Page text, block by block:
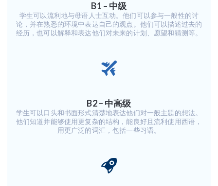
B1 – 中级
学生可以流利地与母语人士互动。他们可以参与一般性的讨
论，并在熟悉的环境中表达自己的观点。他们可以描述过去的
经历，也可以解释和表达他们对未来的计划、愿望和猜测等。
B2 – 中高级
学生可以口头和书面形式清楚地表达他们对一般主题的想法。
他们知道并能够使用更复杂的结构，能良好且流利使用西语，
用更广泛的词汇，包括一些习语。